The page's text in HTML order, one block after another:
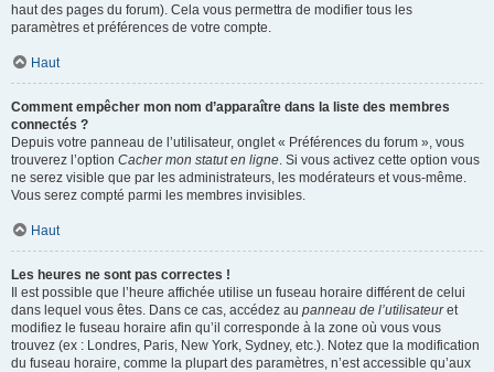
haut des pages du forum). Cela vous permettra de modifier tous les
paramètres et préférences de votre compte.
Haut
Comment empêcher mon nom d’apparaître dans la liste des membres
connectés ?
Depuis votre panneau de l’utilisateur, onglet « Préférences du forum », vous
trouverez l’option Cacher mon statut en ligne. Si vous activez cette option vous
ne serez visible que par les administrateurs, les modérateurs et vous-même.
Vous serez compté parmi les membres invisibles.
Haut
Les heures ne sont pas correctes !
Il est possible que l’heure affichée utilise un fuseau horaire différent de celui
dans lequel vous êtes. Dans ce cas, accédez au panneau de l’utilisateuret
modifiez le fuseau horaire afin qu’il corresponde à la zone où vous vous
trouvez (ex : Londres, Paris, New York, Sydney, etc.). Notez que la modification
du fuseau horaire, comme la plupart des paramètres, n’est accessible qu’aux